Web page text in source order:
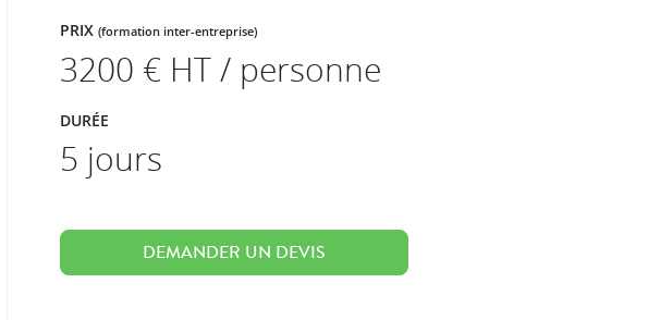
PRIX(formation inter-entreprise)
3200 € HT / personne
DURÉE
5 jours
DEMANDER UN DEVIS